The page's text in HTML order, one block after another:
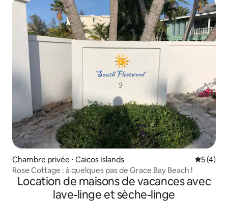
Chambre privée ⋅ Caicos Islands
5 (4)
Rose Cottage : à quelques pas de Grace Bay Beach !
Location de maisons de vacances avec
lave-linge et sèche-linge